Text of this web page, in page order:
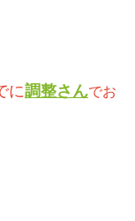
に調整さんでお